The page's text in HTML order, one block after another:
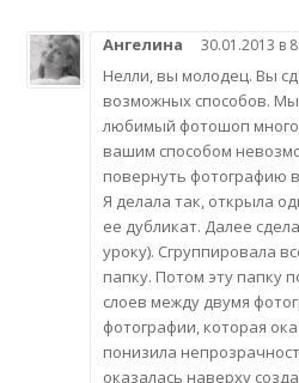
Ангелина 30.01.2013 в
Нелли, вы молодец. Вы
возможных способов.
любимый фотошоп
вашим способом
повернуть фотографию
Я делала так, открыла
ее дубликат. Далее
уроку). Сгруппировала
папку. Потом эту папку
слоев между двумя
фотографии, которая
понизила
оказалась наверху